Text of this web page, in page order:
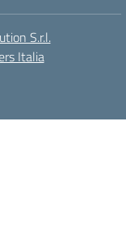
S.r.l.
Italia